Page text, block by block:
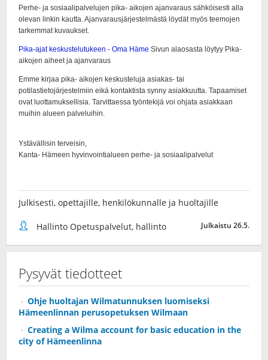
Julkisesti, opettajille, henkilökunnalle ja huoltajille
Hallinto Opetuspalvelut, hallinto Julkaistu 26.5.
Pysyvät tiedotteet
Ohje huoltajan Wilmatunnuksen luomiseksi
Hämeenlinnan perusopetuksen Wilmaan
Creating a Wilma account for basic education in the
city of Hämeenlinna